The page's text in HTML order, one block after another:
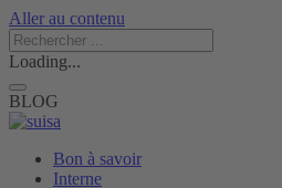
Aller au contenu
Loading...
BLOG
Bon à savoir
Interne